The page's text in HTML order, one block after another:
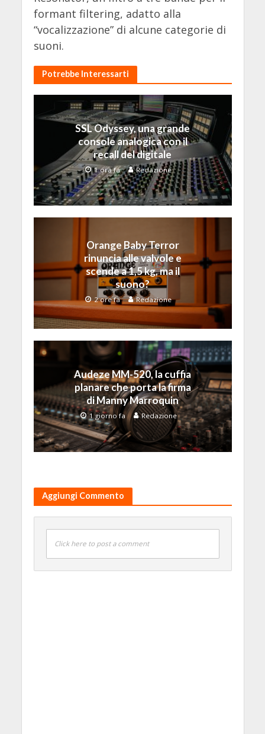
formant filtering, adatto alla
“vocalizzazione” di alcune categorie di
suoni.
Potrebbe Interessarti
SSL Odyssey, una grande
console analogica con il
recall del digitale
1 ora fa Redazione
Orange Baby Terror
rinuncia alle valvole e
scende a 1,5 kg, ma il
suono?
2 ore fa Redazione
Audeze MM-520, la cuffia
planare che porta la firma
di Manny Marroquin
1 giorno fa Redazione
Aggiungi Commento
Click here to post a comment